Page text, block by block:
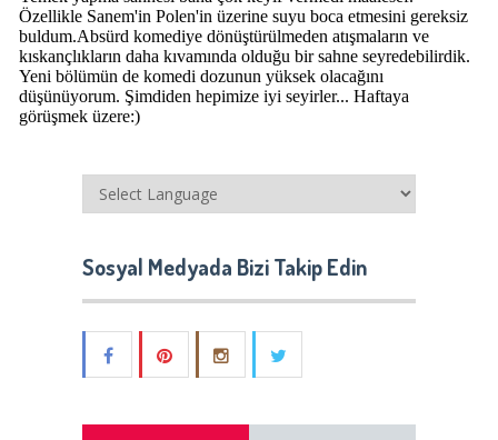
Sosyal Medyada Bizi Takip Edin